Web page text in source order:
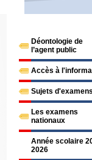
Déontologie de
l’agent public
Accès à
Sujets d'examens
Les examens
nationaux
Année scolaire
2026